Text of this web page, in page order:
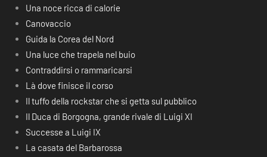
Una noce ricca di calorie
Canovaccio
Guida la Corea del Nord
Una luce che trapela nel buio
Contraddirsi o rammaricarsi
Là dove finisce il corso
Il tuffo della rockstar che si getta sul pubblico
Il Duca di Borgogna, grande rivale di Luigi XI
Successe a Luigi IX
La casata del Barbarossa